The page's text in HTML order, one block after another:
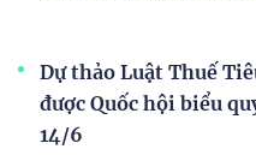
Dự thảo Luật Thuế
được Quốc hội biểu
14/6